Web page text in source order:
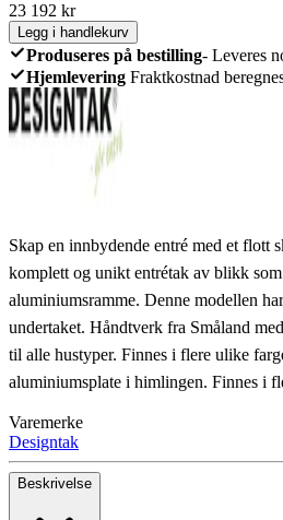
23 192 kr
Legg i handlekurv
Produseres på bestilling- Leveres
Hjemlevering Fraktkostnad
Skap en innbydende entré med et flott
komplett og unikt entrétak av blikk
aluminiumsramme. Denne modellen
undertaket. Håndtverk fra Småland
til alle hustyper. Finnes i flere ulike
aluminiumsplate i himlingen. Finnes i
Varemerke
Designtak
Beskrivelse